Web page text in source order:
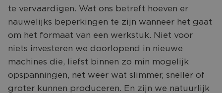
FOTO'S & VIDEO'S
BEDRIJVENGIDS
CONTACT
te vervaardigen. Wat ons betreft hoeven er
nauwelijks beperkingen te zijn wanneer het gaat
om het formaat van een werkstuk. Niet voor
niets investeren we doorlopend in nieuwe
machines die, liefst binnen zo min mogelijk
opspanningen, net weer wat slimmer, sneller of
groter kunnen produceren. En zijn we natuurlijk